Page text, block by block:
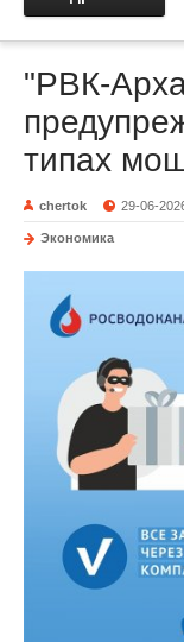
"РВК-
типах
chertok 29-06-
Экономика